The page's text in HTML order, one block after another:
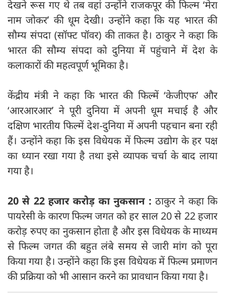
देखने रूस गए थे तब वहां उन्होंने राजकपूर की फिल्म ‘मेरा
नाम जोकर’ की धूम देखी। उन्होंने कहा कि यह भारत की
सौम्य संपदा (सॉफ्ट पॉवर) की ताकत है। ठाकुर ने कहा कि
भारत की सौम्य संपदा को दुनिया में पहुंचाने में देश के
कलाकारों की महत्वपूर्ण भूमिका है।
केंद्रीय मंत्री ने कहा कि भारत की फिल्में ‘केजीएफ’ और
‘आरआरआर’ ने पूरी दुनिया में अपनी धूम मचाई है और
दक्षिण भारतीय फिल्में देश-दुनिया में अपनी पहचान बना रही
हैं। उन्होंने कहा कि इस विधेयक में फिल्म उद्योग के हर पक्ष
का ध्यान रखा गया है तथा इसे व्यापक चर्चा के बाद लाया
गया है।
20 से 22 हजार करोड़ का नुकसान : ठाकुर ने कहा कि
पायरेसी के कारण फिल्म जगत को हर साल 20 से 22 हजार
करोड़ रुपए का नुकसान होता है और इस विधेयक के माध्यम
से फिल्म जगत की बहुत लंबे समय से जारी मांग को पूरा
किया गया है। उन्होंने कहा कि इस विधेयक में फिल्म प्रमाणन
की प्रक्रिया को भी आसान करने का प्रावधान किया गया है।